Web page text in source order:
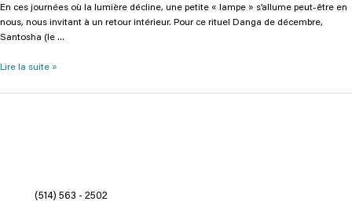
En ces journées où la lumière décline, une petite « lampe » s’allume peut-être en
nous, nous invitant à un retour intérieur. Pour ce rituel Danga de décembre,
Santosha (le …
Lire la suite »
(514) 563 - 2502